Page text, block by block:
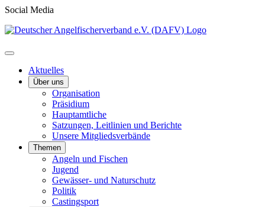
Social Media
Aktuelles
Über uns
Organisation
Präsidium
Hauptamtliche
Satzungen, Leitlinien und Berichte
Unsere Mitgliedsverbände
Themen
Angeln und Fischen
Jugend
Gewässer- und Naturschutz
Politik
Castingsport